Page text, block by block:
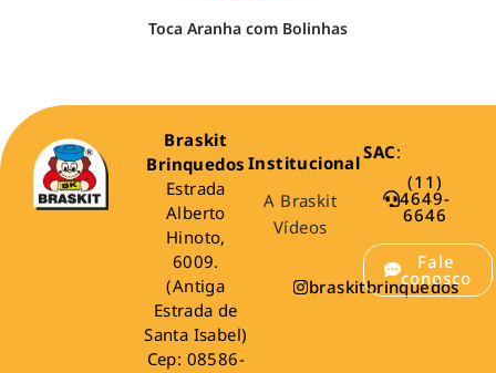
Toca Aranha com Bolinhas
Braskit
Brinquedos
Estrada
Alberto
Hinoto,
6009.
(Antiga
Estrada de
Santa Isabel)
Cep: 08586-
Institucional
A Braskit
Vídeos
braskitbrinquedos
SAC:
(11)
4649-
6646
Fale
conosco